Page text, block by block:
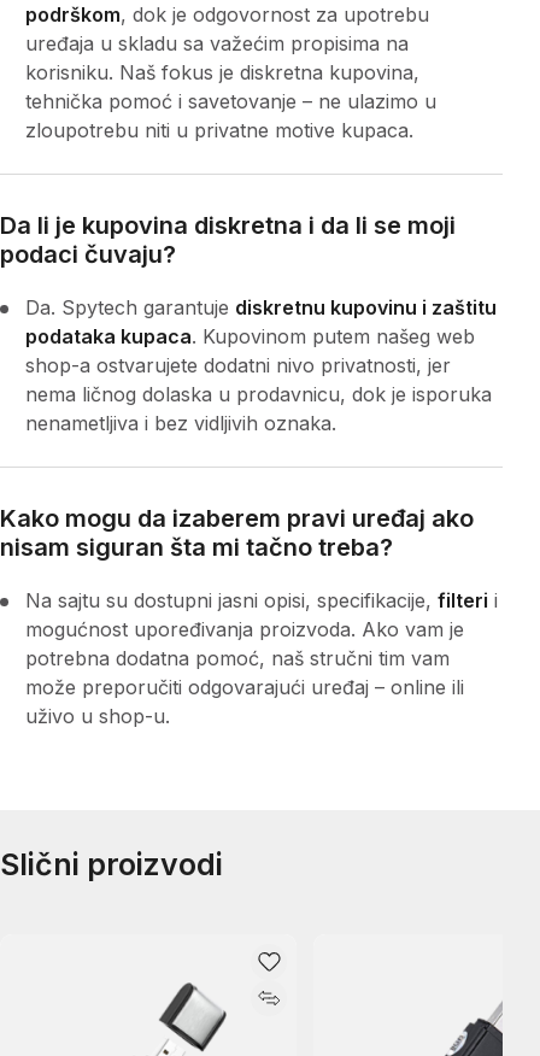
podrškom, dok je odgovornost za upotrebu
uređaja u skladu sa važećim propisima na
korisniku. Naš fokus je diskretna kupovina,
tehnička pomoć i savetovanje – ne ulazimo u
zloupotrebu niti u privatne motive kupaca.
Da li je kupovina diskretna i da li se moji
podaci čuvaju?
Da. Spytech garantuje diskretnu kupovinu i zaštitu
podataka kupaca. Kupovinom putem našeg web
shop-a ostvarujete dodatni nivo privatnosti, jer
nema ličnog dolaska u prodavnicu, dok je isporuka
nenametljiva i bez vidljivih oznaka.
Kako mogu da izaberem pravi uređaj ako
nisam siguran šta mi tačno treba?
Na sajtu su dostupni jasni opisi, specifikacije, filteri i
mogućnost upoređivanja proizvoda. Ako vam je
potrebna dodatna pomoć, naš stručni tim vam
može preporučiti odgovarajući uređaj – online ili
uživo u shop-u.
Slični proizvodi